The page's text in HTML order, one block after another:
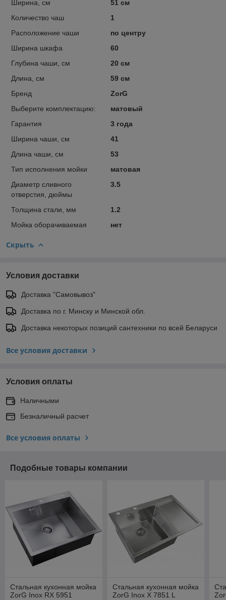
Ширина, см
51 см
Количество чаш
1
Расположение чаши
по центру
Ширина шкафа
60
Глубина чаши, см
20 см
Длина, см
59 см
Бренд
ZorG
Выберите комплектацию:
матовый
Гарантия
3 года
Ширина чаши, см
41
Длина чаши, см
53
Тип исполнения мойки
матовая
Диаметр сливного
отверстия, дюймы
3.5
Толщина стали, мм
1.2
Мойка оборачиваемая
нет
Скрыть
Условия доставки
Доставка "Самовывоз"
Доставка по г. Минску и Минской обл.
Доставка некоторых позиций сантехники по всей Беларуси
Все условия доставки
Условия оплаты
Наличными
Безналичный расчет
Все условия оплаты
Подобные товары компании
Стальная кухонная мойка
ZorG Inox RX 5951
Стальная кухонная мойка
ZorG Inox X 7851 L